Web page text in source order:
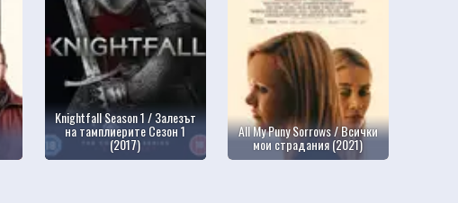
Knightfall Season 1 / Залезът
на тамплиерите Сезон 1
(2017)
All My Puny Sorrows / Всички
мои страдания (2021)